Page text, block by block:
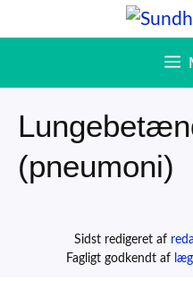
til
(pneumoni)
Sidst redigeret af
Fagligt godkendt af